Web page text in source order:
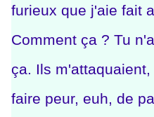
furieux que j'aie fait
Comment ça ? Tu
ça. Ils
faire peur, euh, de